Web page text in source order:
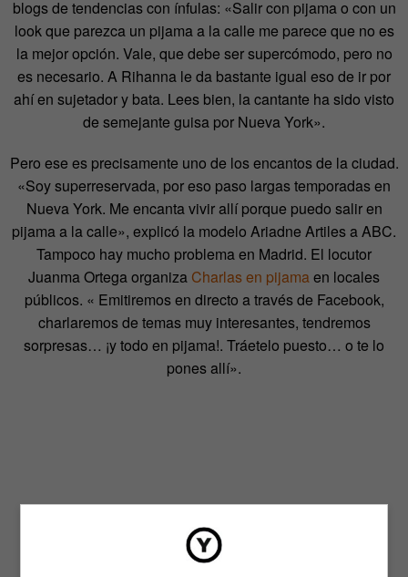
blogs de tendencias con ínfulas: «Salir con pijama o con un
look que parezca un pijama a la calle me parece que no es
la mejor opción. Vale, que debe ser supercómodo, pero no
es necesario. A Rihanna le da bastante igual eso de ir por
ahí en sujetador y bata. Lees bien, la cantante ha sido visto
de semejante guisa por Nueva York».
Pero ese es precisamente uno de los encantos de la ciudad.
«Soy superreservada, por eso paso largas temporadas en
Nueva York. Me encanta vivir allí porque puedo salir en
pijama a la calle», explicó la modelo Ariadne Artiles a ABC.
Tampoco hay mucho problema en Madrid. El locutor
Juanma Ortega organiza Charlas en pijamaen locales
públicos. « Emitiremos en directo a través de Facebook,
charlaremos de temas muy interesantes, tendremos
sorpresas… ¡y todo en pijama!. Tráetelo puesto… o te lo
pones allí».